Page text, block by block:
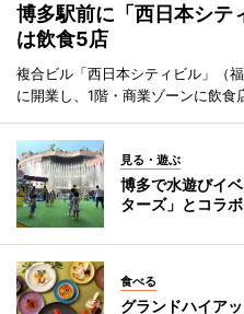
博多駅前に「西日本シテ
は飲食5店
複合ビル「西日本シティビル」（
に開業し、1階・商業ゾーンに飲食
見る・遊ぶ
博多で水遊びイ
ターズ」とコラボ
食べる
グランドハイア